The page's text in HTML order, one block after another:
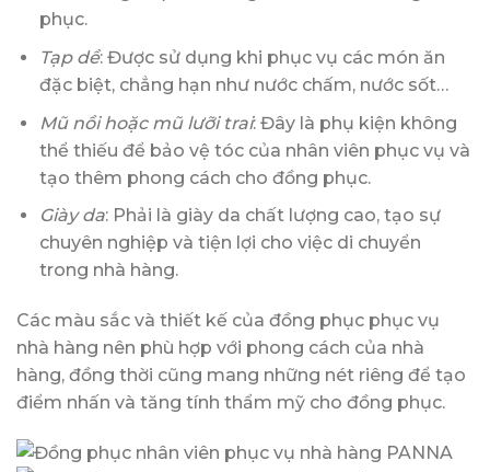
phục.
Tạp dề: Được sử dụng khi phục vụ các món ăn
đặc biệt, chẳng hạn như nước chấm, nước sốt…
Mũ nồi hoặc mũ lưỡi trai: Đây là phụ kiện không
thể thiếu để bảo vệ tóc của nhân viên phục vụ và
tạo thêm phong cách cho đồng phục.
Giày da: Phải là giày da chất lượng cao, tạo sự
chuyên nghiệp và tiện lợi cho việc di chuyển
trong nhà hàng.
Các màu sắc và thiết kế của đồng phục phục vụ
nhà hàng nên phù hợp với phong cách của nhà
hàng, đồng thời cũng mang những nét riêng để tạo
điểm nhấn và tăng tính thẩm mỹ cho đồng phục.